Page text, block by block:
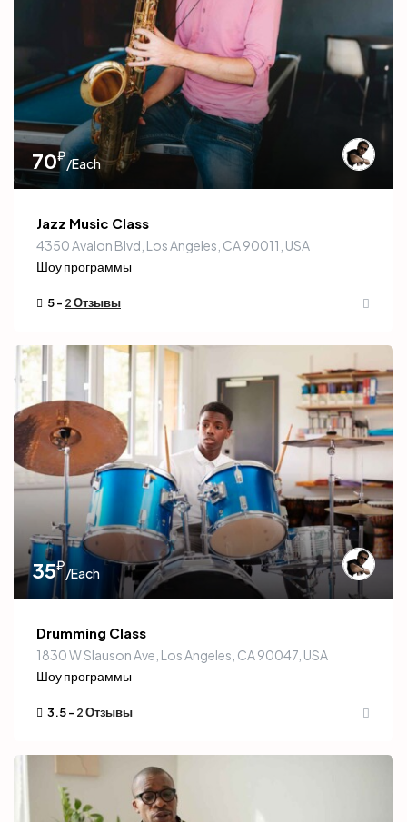
70₽/Each
Jazz Music Class
4350 Avalon Blvd, Los Angeles, CA 90011, USA
Шоу программы
5 - 2 Отзывы
35₽/Each
Drumming Class
1830 W Slauson Ave, Los Angeles, CA 90047, USA
Шоу программы
3.5 - 2 Отзывы